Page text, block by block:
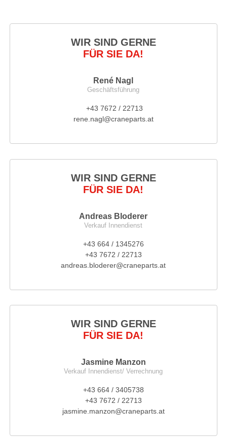
WIR SIND GERNE
FÜR SIE DA!
René Nagl
Geschäftsführung
+43 7672 / 22713
rene.nagl@craneparts.at
WIR SIND GERNE
FÜR SIE DA!
Andreas Bloderer
Verkauf Innendienst
+43 664 / 1345276
+43 7672 / 22713
andreas.bloderer@craneparts.at
WIR SIND GERNE
FÜR SIE DA!
Jasmine Manzon
Verkauf Innendienst/ Verrechnung
+43 664 / 3405738
+43 7672 / 22713
jasmine.manzon@craneparts.at